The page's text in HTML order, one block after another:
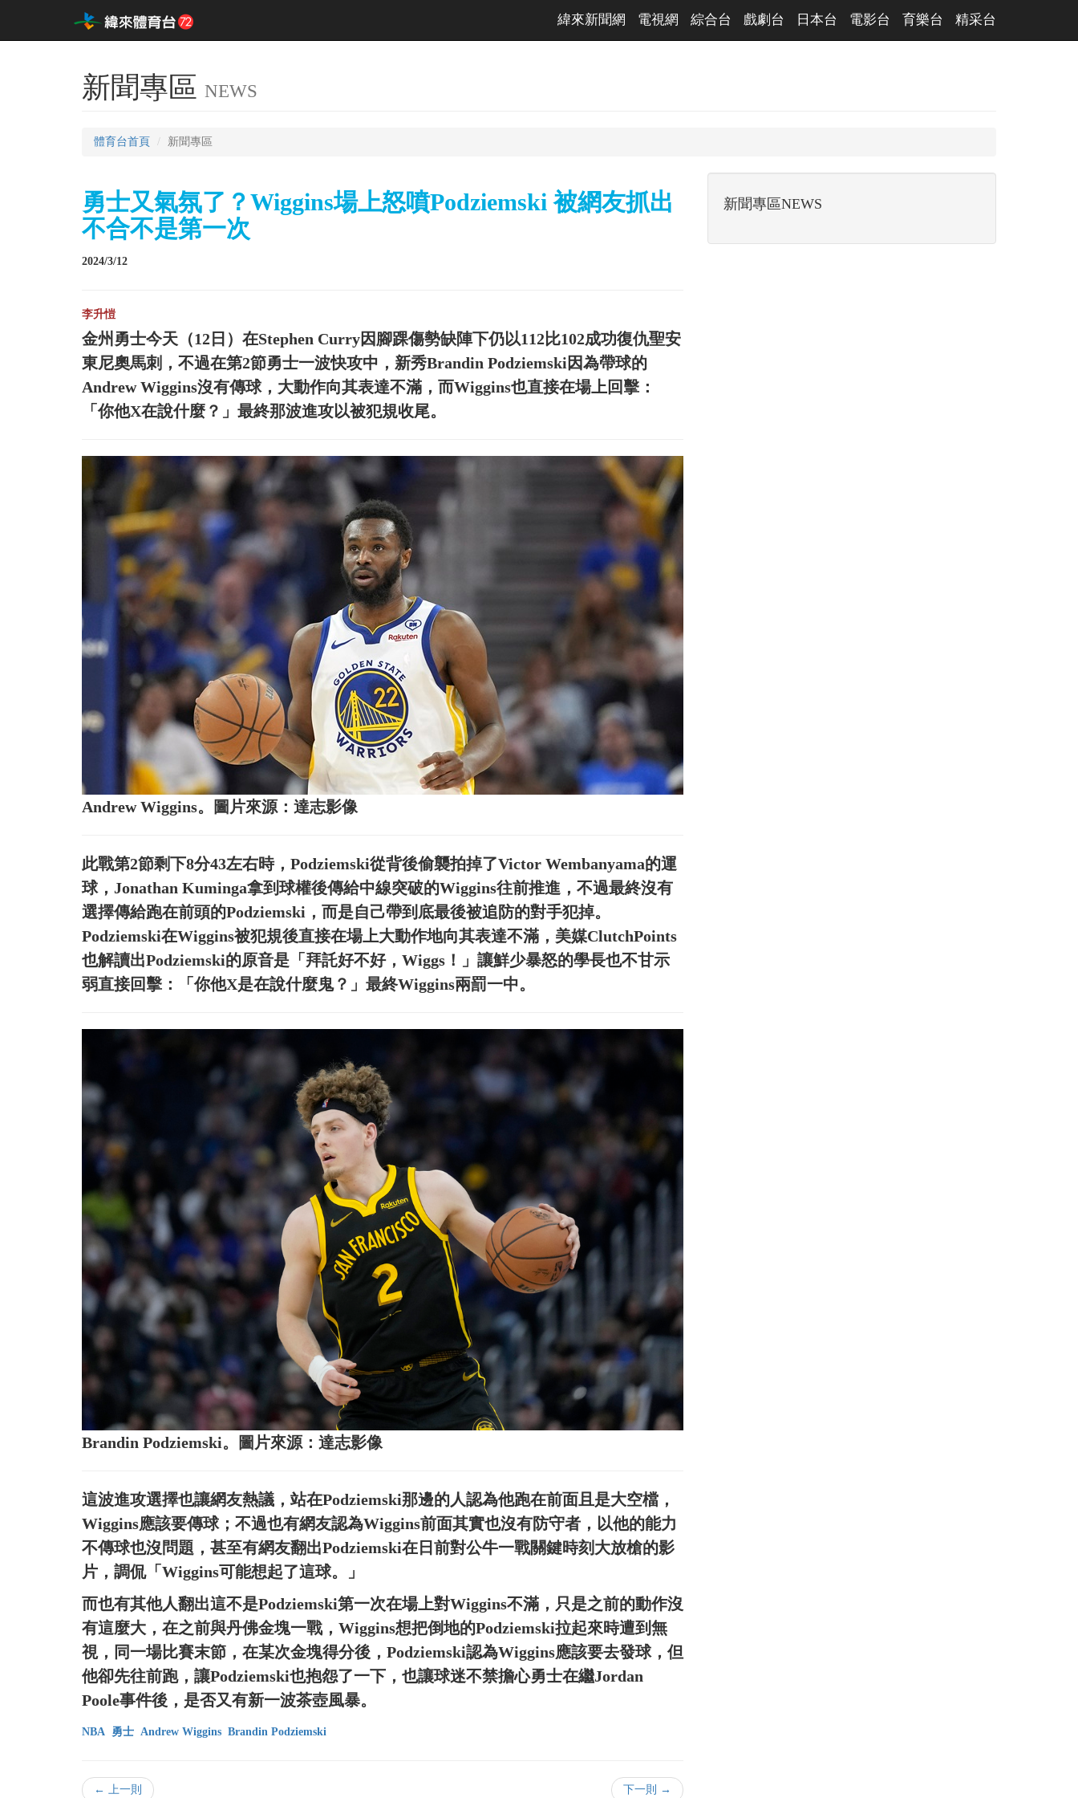
緯來新聞網 電視網 綜合台 戲劇台 日本台 電影台 育樂台 精采台
新聞專區 NEWS
體育台首頁 新聞專區
勇士又氣氛了？Wiggins場上怒噴Podziemski 被網友抓出
不合不是第一次
2024/3/12
李升愷
金州勇士今天（12日）在Stephen Curry因腳踝傷勢缺陣下仍以112比102成功復仇聖安
東尼奧馬刺，不過在第2節勇士一波快攻中，新秀Brandin Podziemski因為帶球的
Andrew Wiggins沒有傳球，大動作向其表達不滿，而Wiggins也直接在場上回擊：
「你他X在說什麼？」最終那波進攻以被犯規收尾。
Andrew Wiggins。圖片來源：達志影像
此戰第2節剩下8分43左右時，Podziemski從背後偷襲拍掉了Victor Wembanyama的運
球，Jonathan Kuminga拿到球權後傳給中線突破的Wiggins往前推進，不過最終沒有
選擇傳給跑在前頭的Podziemski，而是自己帶到底最後被追防的對手犯掉。
Podziemski在Wiggins被犯規後直接在場上大動作地向其表達不滿，美媒ClutchPoints
也解讀出Podziemski的原音是「拜託好不好，Wiggs！」讓鮮少暴怒的學長也不甘示
弱直接回擊：「你他X是在說什麼鬼？」最終Wiggins兩罰一中。
Brandin Podziemski。圖片來源：達志影像
這波進攻選擇也讓網友熱議，站在Podziemski那邊的人認為他跑在前面且是大空檔，
Wiggins應該要傳球；不過也有網友認為Wiggins前面其實也沒有防守者，以他的能力
不傳球也沒問題，甚至有網友翻出Podziemski在日前對公牛一戰關鍵時刻大放槍的影
片，調侃「Wiggins可能想起了這球。」
而也有其他人翻出這不是Podziemski第一次在場上對Wiggins不滿，只是之前的動作沒
有這麼大，在之前與丹佛金塊一戰，Wiggins想把倒地的Podziemski拉起來時遭到無
視，同一場比賽末節，在某次金塊得分後，Podziemski認為Wiggins應該要去發球，但
他卻先往前跑，讓Podziemski也抱怨了一下，也讓球迷不禁擔心勇士在繼Jordan
Poole事件後，是否又有新一波茶壺風暴。
NBA 勇士 Andrew Wiggins Brandin Podziemski
← 上一則 下一則 →
新聞專區NEWS